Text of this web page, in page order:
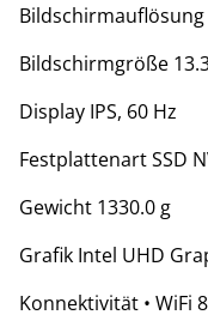
Bildschirmauflösung
Bildschirmgröße
Display IPS, 60 Hz
Festplattenart SSD
Gewicht 1330.0 g
Grafik Intel UHD
Konnektivität • WiFi